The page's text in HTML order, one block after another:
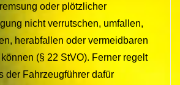
oder plötzlicher
nicht verrutschen, umfallen,
herabfallen oder vermeidbaren
(§ 22 StVO). Ferner regelt
der Fahrzeugführer dafür